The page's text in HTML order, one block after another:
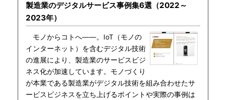
製造業のデジタルサービス事例集6選（2022～
2023年）
モノからコトへ――。IoT（モノの
インターネット）を含むデジタル技術
の進展により、製造業のサービスビジ
ネス化が加速しています。モノづくり
が本業である製造業がデジタル技術を組み合わせたサ
ービスビジネスを立ち上げるポイントや実際の事例は